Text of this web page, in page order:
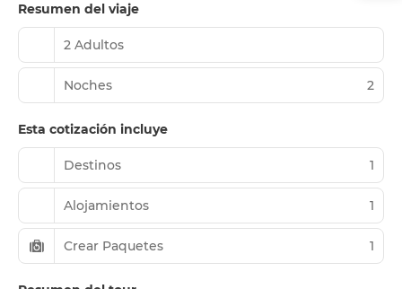
Resumen del viaje
2 Adultos
Noches 2
Esta cotización incluye
Destinos 1
Alojamientos 1
Crear Paquetes 1